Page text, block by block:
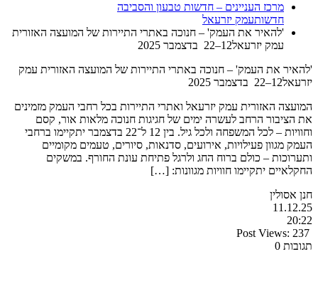
מרכז העניינים – חדשות טבעון והסביבה
חדשותעמק יזרעאל
'להאיר את העמק' – חנוכה באתרי התיירות של המועצה האזורית
עמק יזרעאל12–22 בדצמבר 2025
'להאיר את העמק' – חנוכה באתרי התיירות של המועצה האזורית עמק
יזרעאל12–22 בדצמבר 2025
המועצה האזורית עמק יזרעאל ואתרי התיירות בכל רחבי העמק מזמינים
את הציבור הרחב לעשרה ימים של חגיגות חנוכה מלאות אור, קסם
וחוויות – לכל המשפחה ולכל גיל. בין 12 ל־22 בדצמבר יתקיימו ברחבי
העמק מגוון פעילויות, אירועים, סדנאות, סיורים, טעמים מקומיים
ותערוכות – כולם ברוח החג ולרגל פתיחת עונת החורף. במשקים
החקלאיים יתקיימו חוויות מגוונות: […]
חנן אסולין
11.12.25
20:22
Post Views: 237
תגובות 0